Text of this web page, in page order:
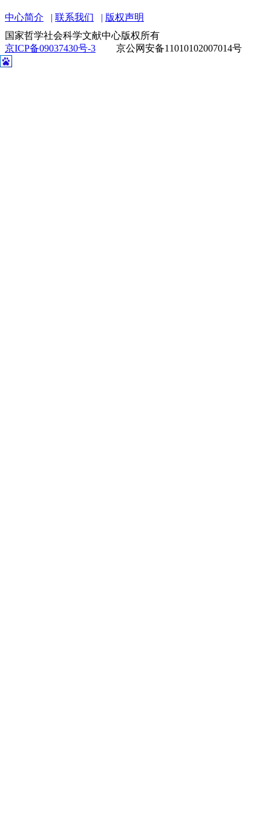
中心简介 联系我们
版权声明
国家哲学社会科学文献中心版权所有
京ICP备09037430号-3
京公网安备11010102007014号